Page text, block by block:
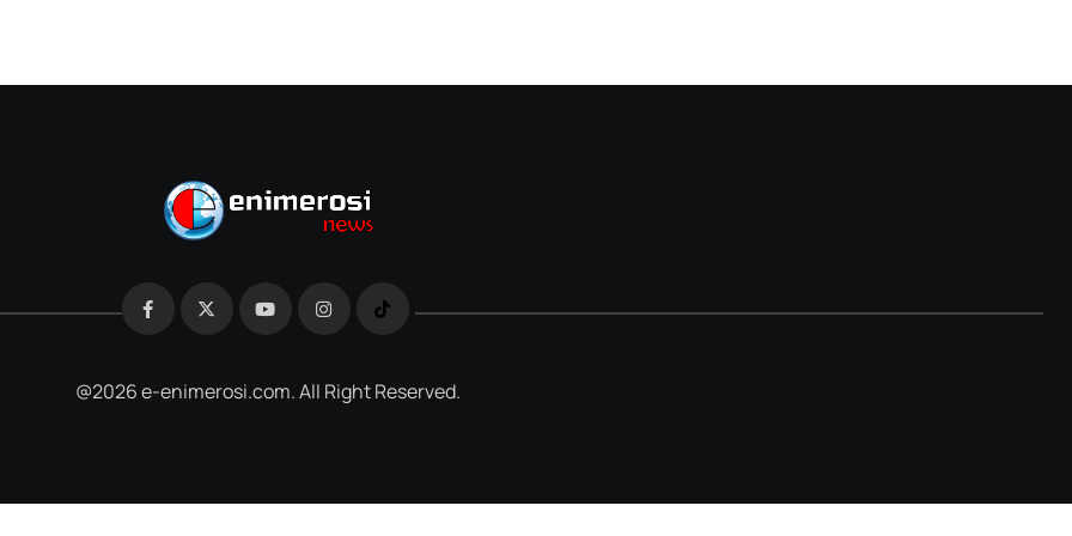
@2026 e-enimerosi.com. All Right Reserved.